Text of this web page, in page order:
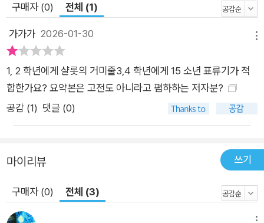
구매자 (0) 전체 (1)
가가가 2026-01-30
1, 2 학년에게 샬롯의 거미줄3,4 학년에게 15 소년 표류기가 적
합한가요? 요약본은 고전도 아니라고 폄하하는 저자분?
공감 (1) 댓글 (0)
마이리뷰 쓰기
구매자 (0) 전체 (3)